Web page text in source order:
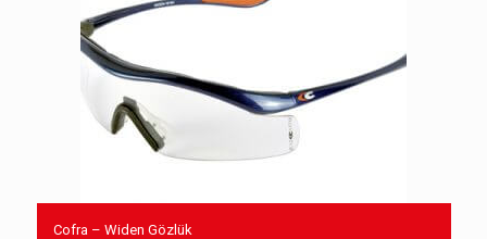
Cofra – Widen Gözlük